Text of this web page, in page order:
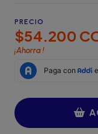
PRECIO
$54.200
¡Ahorra!